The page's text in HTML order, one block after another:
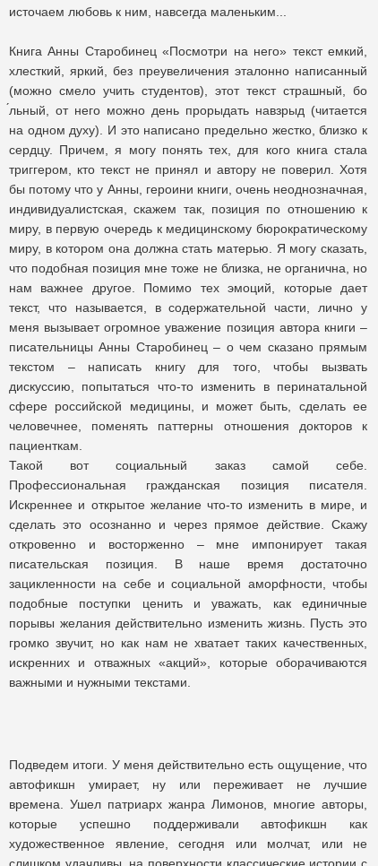
источаем любовь к ним, навсегда маленьким...
Книга Анны Старобинец «Посмотри на него» текст емкий,
хлесткий, яркий, без преувеличения эталонно написанный
(можно смело учить студентов), этот текст страшный, бо
́льный, от него можно день прорыдать навзрыд (читается
на одном духу). И это написано предельно жестко, близко к
сердцу. Причем, я могу понять тех, для кого книга стала
триггером, кто текст не принял и автору не поверил. Хотя
бы потому что у Анны, героини книги, очень неоднозначная,
индивидуалистская, скажем так, позиция по отношению к
миру, в первую очередь к медицинскому бюрократическому
миру, в котором она должна стать матерью. Я могу сказать,
что подобная позиция мне тоже не близка, не органична, но
нам важнее другое. Помимо тех эмоций, которые дает
текст, что называется, в содержательной части, лично у
меня вызывает огромное уважение позиция автора книги –
писательницы Анны Старобинец – о чем сказано прямым
текстом – написать книгу для того, чтобы вызвать
дискуссию, попытаться что-то изменить в перинатальной
сфере российской медицины, и может быть, сделать ее
человечнее, поменять паттерны отношения докторов к
пациенткам.
Такой вот социальный заказ самой себе.
Профессиональная гражданская позиция писателя.
Искреннее и открытое желание что-то изменить в мире, и
сделать это осознанно и через прямое действие. Скажу
откровенно и восторженно – мне импонирует такая
писательская позиция. В наше время достаточно
зацикленности на себе и социальной аморфности, чтобы
подобные поступки ценить и уважать, как единичные
порывы желания действительно изменить жизнь. Пусть это
громко звучит, но как нам не хватает таких качественных,
искренних и отважных «акций», которые оборачиваются
важными и нужными текстами.
Подведем итоги. У меня действительно есть ощущение, что
автофикшн умирает, ну или переживает не лучшие
времена. Ушел патриарх жанра Лимонов, многие авторы,
которые успешно поддерживали автофикшн как
художественное явление, сегодня или молчат, или не